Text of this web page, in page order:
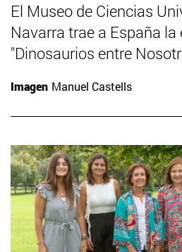
El Museo de Ciencias
Navarra trae a España
"Dinosaurios entre
Imagen Manuel Castells